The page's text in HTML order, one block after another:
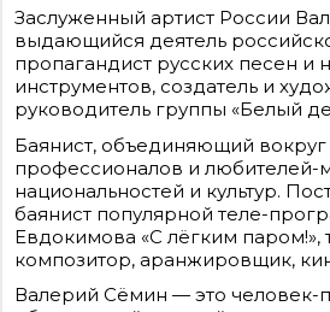
Заслуженный артист России
выдающийся деятель
пропагандист русских песен и
инструментов, создатель и
руководитель группы «Белый
Баянист, объединяющий вокруг
профессионалов и любителей-
национальностей и культур.
баянист популярной теле-
Евдокимова «С лёгким
композитор, аранжировщик,
Валерий Сёмин — это человек-
3906148636, КПП 390601001
Контакты редакции: +7(4012) 310-124,
reklama@klops.ru. Афиша: +7(967) 351 20 51,
Адрес редакции и учредителя: г. Калининград,
оф. 2
Сетевое издание "Klops.ru", регистрационный
решения о регистрации: ЭЛ № ФС 77 - 78739 от
зарегистрировано Федеральной службой по
информационных технологий и массовых
Учредитель: ООО "Русская медиагруппа
Фомченкова Кристина Владимировна
Материалы сайта,
лицензии Creative Commons
(«Атрибуция — На тех же
Для использования
письменное согласие
Политика в отношении